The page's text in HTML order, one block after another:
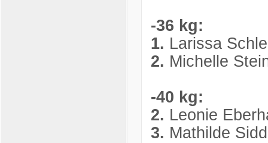
-36 kg:
1. Larissa
2. Michelle
-40 kg:
2. Leonie
3. Mathilde